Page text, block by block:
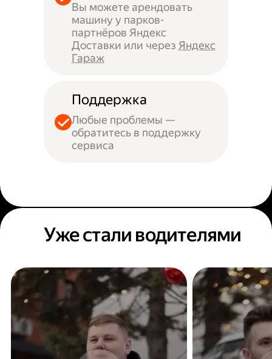
Вы можете арендовать
машину у парков-
партнёров Яндекс
Доставки или через Яндекс
Гараж
Поддержка
Любые проблемы —
обратитесь в поддержку
сервиса
Уже стали водителями